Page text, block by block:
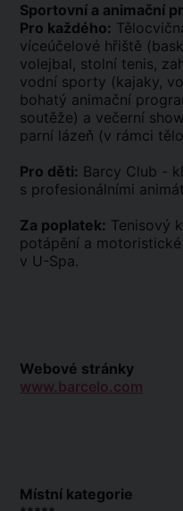
Sportovní a animační
Pro každého:
víceúčelové hřiště
volejbal, stolní tenis,
vodní sporty (kajaky,
bohatý animační
soutěže) a večerní
parní lázeň (v rámci
Pro děti: Barcy Club -
s profesionálními
Za poplatek: Tenisový
potápění a
v U-Spa.
Webové stránky
www.barcelo.com
Místní kategorie